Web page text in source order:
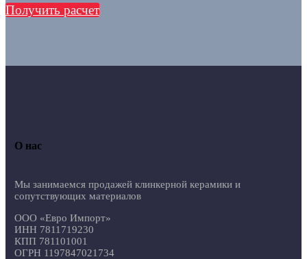
Получить расчет
О нас
Мы занимаемся продажей клинкерной керамики и
сопутствующих материалов
ООО «Евро Импорт»
ИНН 7811719230
КПП 781101001
ОГРН 1197847021734